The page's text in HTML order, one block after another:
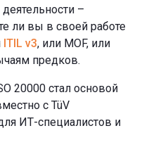
–
ли вы в своей работе
ITIL v3, или MOF, или
предков.
20000 стал основой
с TüV
ИТ-специалистов и